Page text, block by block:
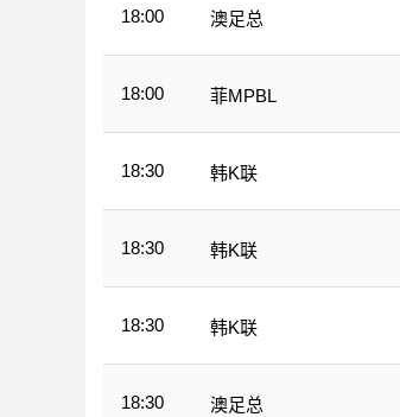
18:00 澳足总
18:00 菲MPBL
18:30 韩K联
18:30 韩K联
18:30 韩K联
18:30 澳足总